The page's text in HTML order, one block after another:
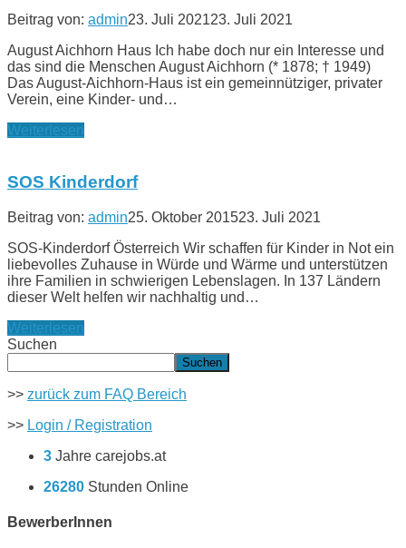
Beitrag von: admin23. Juli 202123. Juli 2021
August Aichhorn Haus Ich habe doch nur ein Interesse und
das sind die Menschen August Aichhorn (* 1878; † 1949)
Das August-Aichhorn-Haus ist ein gemeinnütziger, privater
Verein, eine Kinder- und…
Weiterlesen
SOS Kinderdorf
Beitrag von: admin25. Oktober 201523. Juli 2021
SOS-Kinderdorf Österreich Wir schaffen für Kinder in Not ein
liebevolles Zuhause in Würde und Wärme und unterstützen
ihre Familien in schwierigen Lebenslagen. In 137 Ländern
dieser Welt helfen wir nachhaltig und…
Weiterlesen
Suchen
Suchen
>> zurück zum FAQ Bereich
>> Login / Registration
3 Jahre carejobs.at
26280 Stunden Online
BewerberInnen